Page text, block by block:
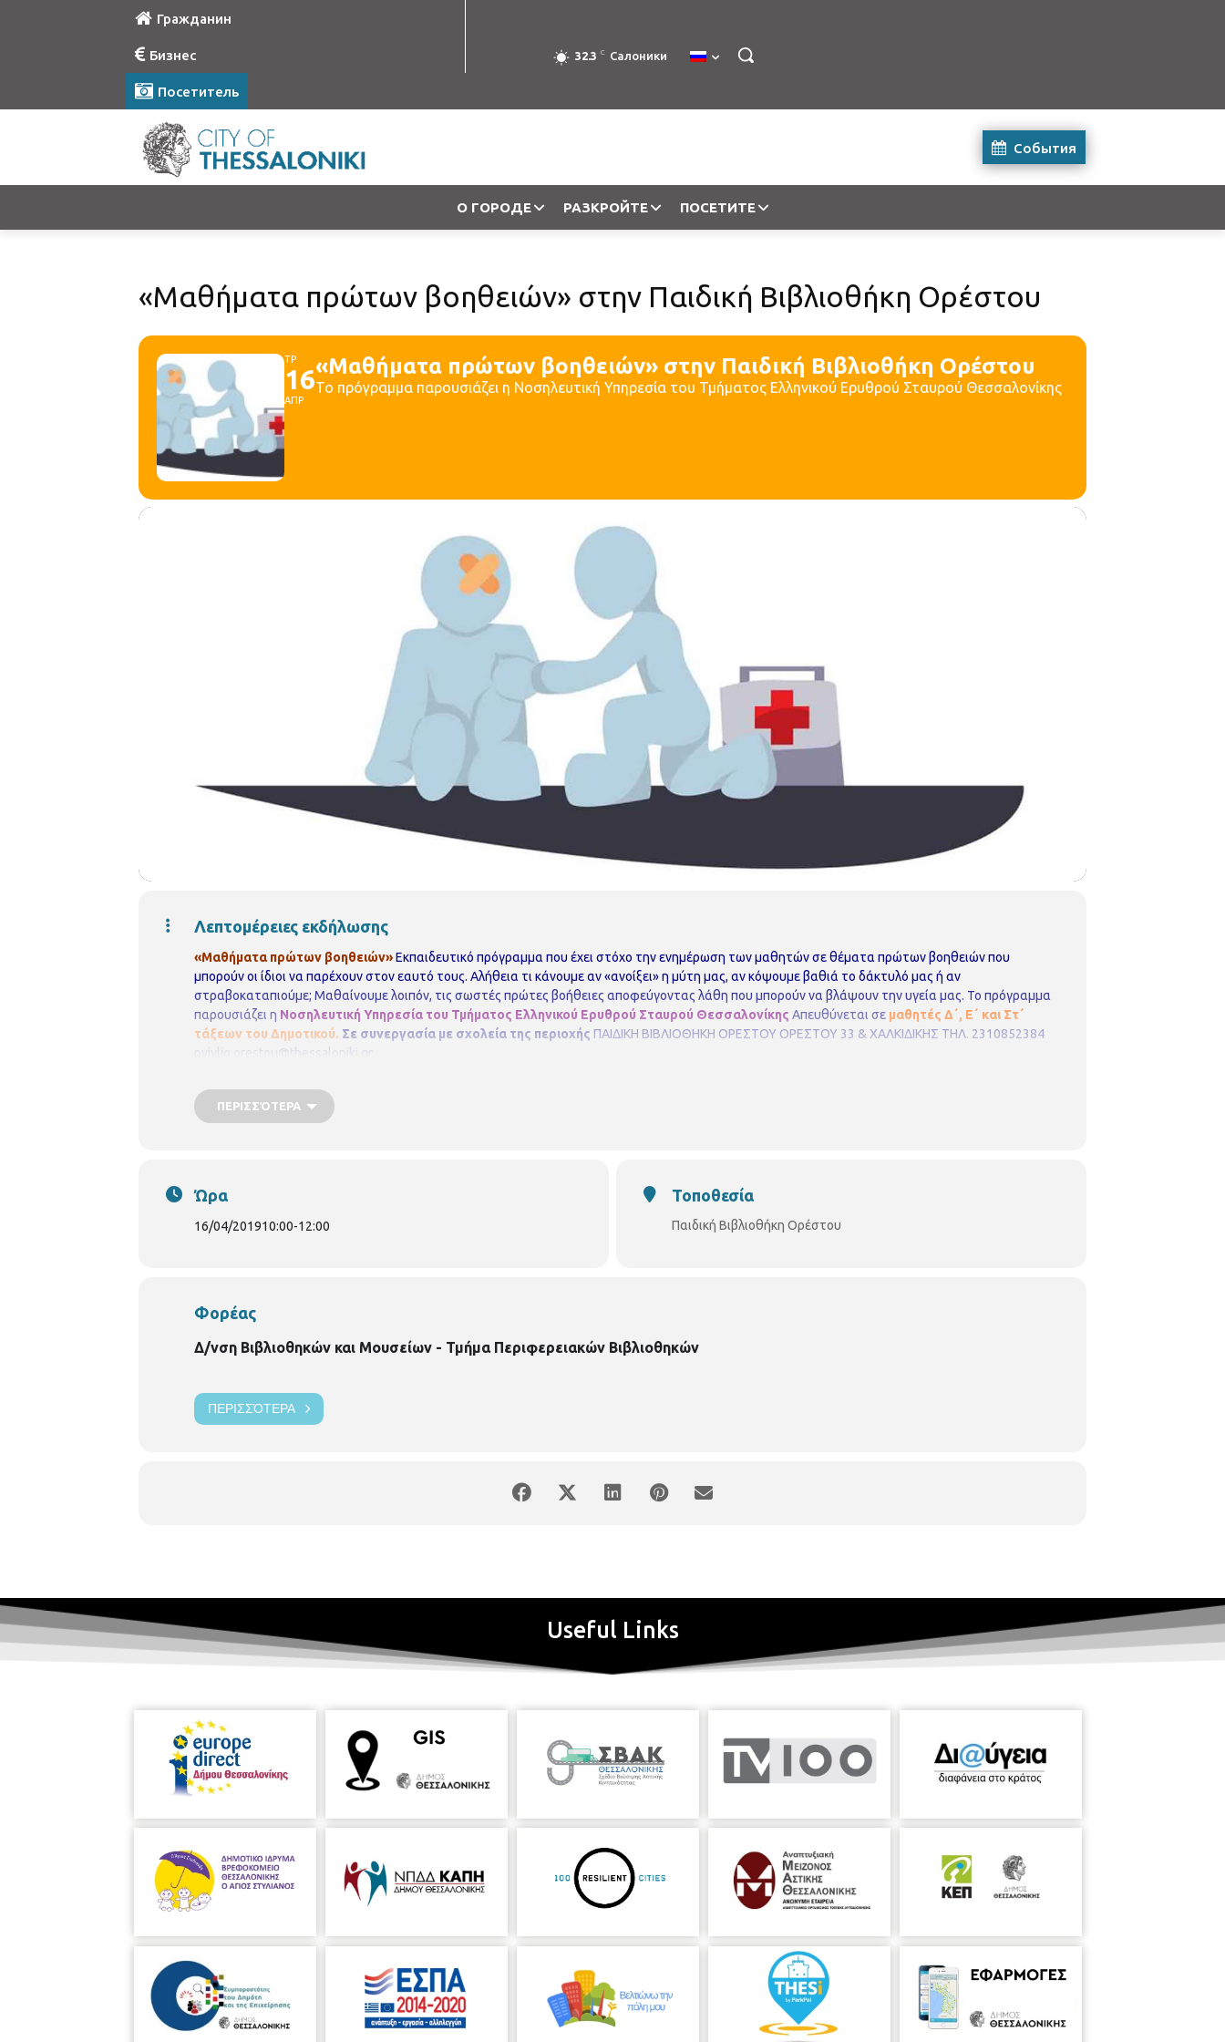
Гражданин
Бизнес
Посетитель
32.3 C Салоники
События
О ГОРОДЕ РАЗКРОЙТЕ ПОСЕТИТЕ
«Μαθήματα πρώτων βοηθειών» στην Παιδική Βιβλιοθήκη Ορέστου
ΤΡ
16
ΑΠΡ
«Μαθήματα πρώτων βοηθειών» στην Παιδική Βιβλιοθήκη Ορέστου
Το πρόγραμμα παρουσιάζει η Νοσηλευτική Υπηρεσία του Τμήματος Ελληνικού Ερυθρού Σταυρού Θεσσαλονίκης
Λεπτομέρειες εκδήλωσης
«Μαθήματα πρώτων βοηθειών»Εκπαιδευτικό πρόγραμμα που έχει στόχο την ενημέρωση των μαθητών σε θέματα πρώτων βοηθειών που
μπορούν οι ίδιοι να παρέχουν στον εαυτό τους. Αλήθεια τι κάνουμε αν «ανοίξει» η μύτη μας, αν κόψουμε βαθιά το δάκτυλό μας ή αν
στραβοκαταπιούμε; Μαθαίνουμε λοιπόν, τις σωστές πρώτες βοήθειες αποφεύγοντας λάθη που μπορούν να βλάψουν την υγεία μας. Το πρόγραμμα
παρουσιάζει η Νοσηλευτική Υπηρεσία του Τμήματος Ελληνικού Ερυθρού Σταυρού Θεσσαλονίκης Απευθύνεται σε μαθητές Δ΄, Ε΄ και Στ΄
τάξεων του Δημοτικού. Σε συνεργασία με σχολεία της περιοχής ΠΑΙΔΙΚΗ ΒΙΒΛΙΟΘΗΚΗ ΟΡΕΣΤΟΥ ΟΡΕΣΤΟΥ 33 & ΧΑΛΚΙΔΙΚΗΣ ΤΗΛ. 2310852384
pvivlio.orestou@thessaloniki.gr
ΠΕΡΙΣΣΌΤΕΡΑ
Ώρα
16/04/201910:00-12:00
Τοποθεσία
Παιδική Βιβλιοθήκη Ορέστου
Φορέας
Δ/νση Βιβλιοθηκών και Μουσείων - Τμήμα Περιφερειακών Βιβλιοθηκών
ΠΕΡΙΣΣΌΤΕΡΑ
Useful Links